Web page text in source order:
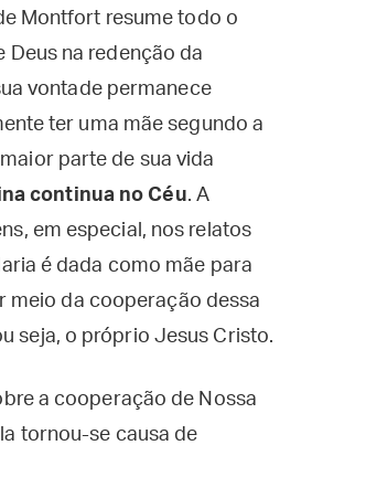
Montfort resume todo o
na redenção da
vontade permanece
ter uma mãe segundo a
parte de sua vida
continua no Céu. A
em especial, nos relatos
é dada como mãe para
meio da cooperação dessa
seja, o próprio Jesus Cristo.
a cooperação de Nossa
tornou-se causa de